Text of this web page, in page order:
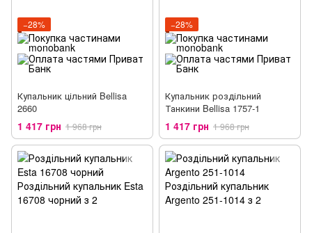
−28%
Купальник цільний Bellisa
2660
1 417 грн 1 968 грн
−28%
Купальник роздільний
Танкини Bellisa 1757-1
1 417 грн 1 968 грн